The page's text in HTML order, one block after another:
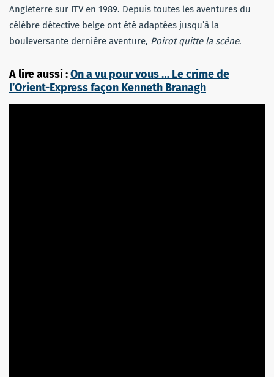
Angleterre sur ITV en 1989. Depuis toutes les aventures du
célèbre détective belge ont été adaptées jusqu’à la
bouleversante dernière aventure, Poirot quitte la scène.
A lire aussi :On a vu pour vous … Le crime de
l’Orient-Express façon Kenneth Branagh